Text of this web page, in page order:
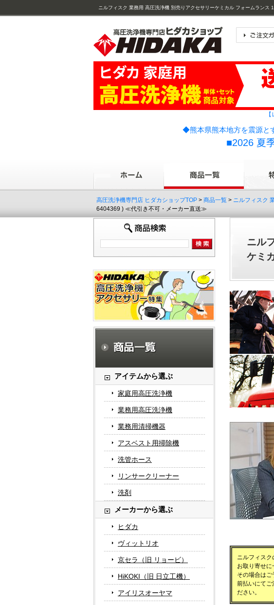
ニルフィスク 業務用 高圧洗浄機 別売りアクセサリーケミカル フォームラン
◆熊本県熊本地方を震源と
■2026 夏
高圧洗浄機専門店 ヒダカショップTOP > 商品一覧 > ニルフィスク
6404369 ) ≪代引き不可・メーカー直送≫
アイテムから選ぶ
家庭用高圧洗浄機
業務用高圧洗浄機
業務用清掃機器
アスベスト用掃除機
洗管ホース
リンサークリーナー
洗剤
メーカーから選ぶ
ヒダカ
ヴィットリオ
京セラ（旧 リョービ）
HiKOKI（旧 日立工機）
アイリスオーヤマ
ニル
ケミ
ニルフィス
お取り寄せに
その場合はご
前払いにてご
ださい。